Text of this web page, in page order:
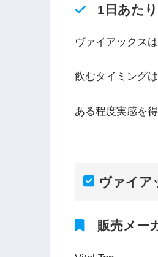
1日あた
ヴァイアックス
飲むタイミング
ある程度実感を
ヴァイア
販売メー